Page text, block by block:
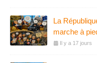
La
marche à
Il y a 17 jours